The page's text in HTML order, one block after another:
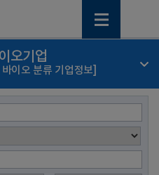
오기업
이오 분류 기업정보]